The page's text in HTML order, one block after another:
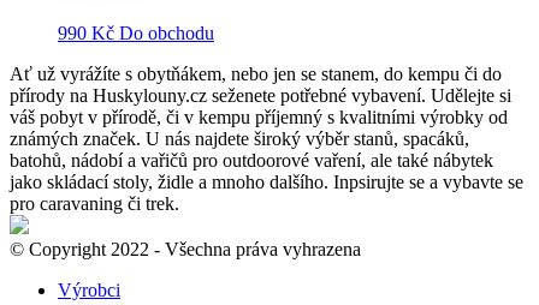
990 Kč Do obchodu
Ať už vyrážíte s obytňákem, nebo jen se stanem, do kempu či do
přírody na Huskylouny.cz seženete potřebné vybavení. Udělejte si
váš pobyt v přírodě, či v kempu příjemný s kvalitními výrobky od
známých značek. U nás najdete široký výběr stanů, spacáků,
batohů, nádobí a vařičů pro outdoorové vaření, ale také nábytek
jako skládací stoly, židle a mnoho dalšího. Inpsirujte se a vybavte se
pro caravaning či trek.
© Copyright 2022 - Všechna práva vyhrazena
Výrobci